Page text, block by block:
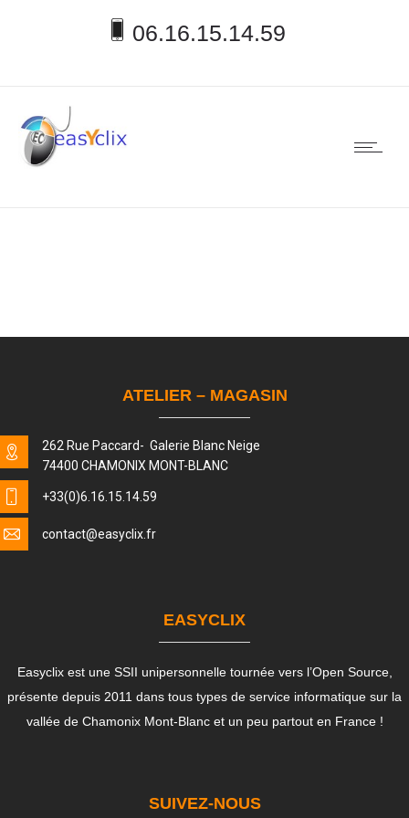
06.16.15.14.59
ATELIER – MAGASIN
262 Rue Paccard- Galerie Blanc Neige
74400 CHAMONIX MONT-BLANC
+33(0)6.16.15.14.59
contact@easyclix.fr
EASYCLIX
Easyclix est une SSII unipersonnelle tournée vers l’Open Source,
présente depuis 2011 dans tous types de service informatique sur la
vallée de Chamonix Mont-Blanc et un peu partout en France !
SUIVEZ-NOUS